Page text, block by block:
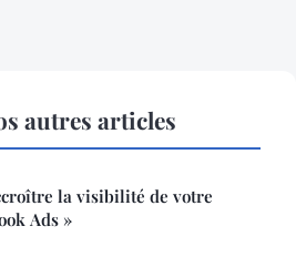
autres articles
la visibilité de votre
Ads »